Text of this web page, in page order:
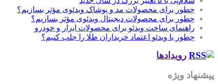
چطور برای محصولات مد و پوشاک ویدئوی مؤثر بسازیم؟
چطور برای محصولات دیجیتال ویدئوی مؤثر بسازیم؟
راهنمای ساخت ویدئو برای محصولات ابزار و خودرو
چطور با ویدئو اعتماد خریداران طلا را جلب کنیم؟
رویدادها
پیشنهاد ویژه